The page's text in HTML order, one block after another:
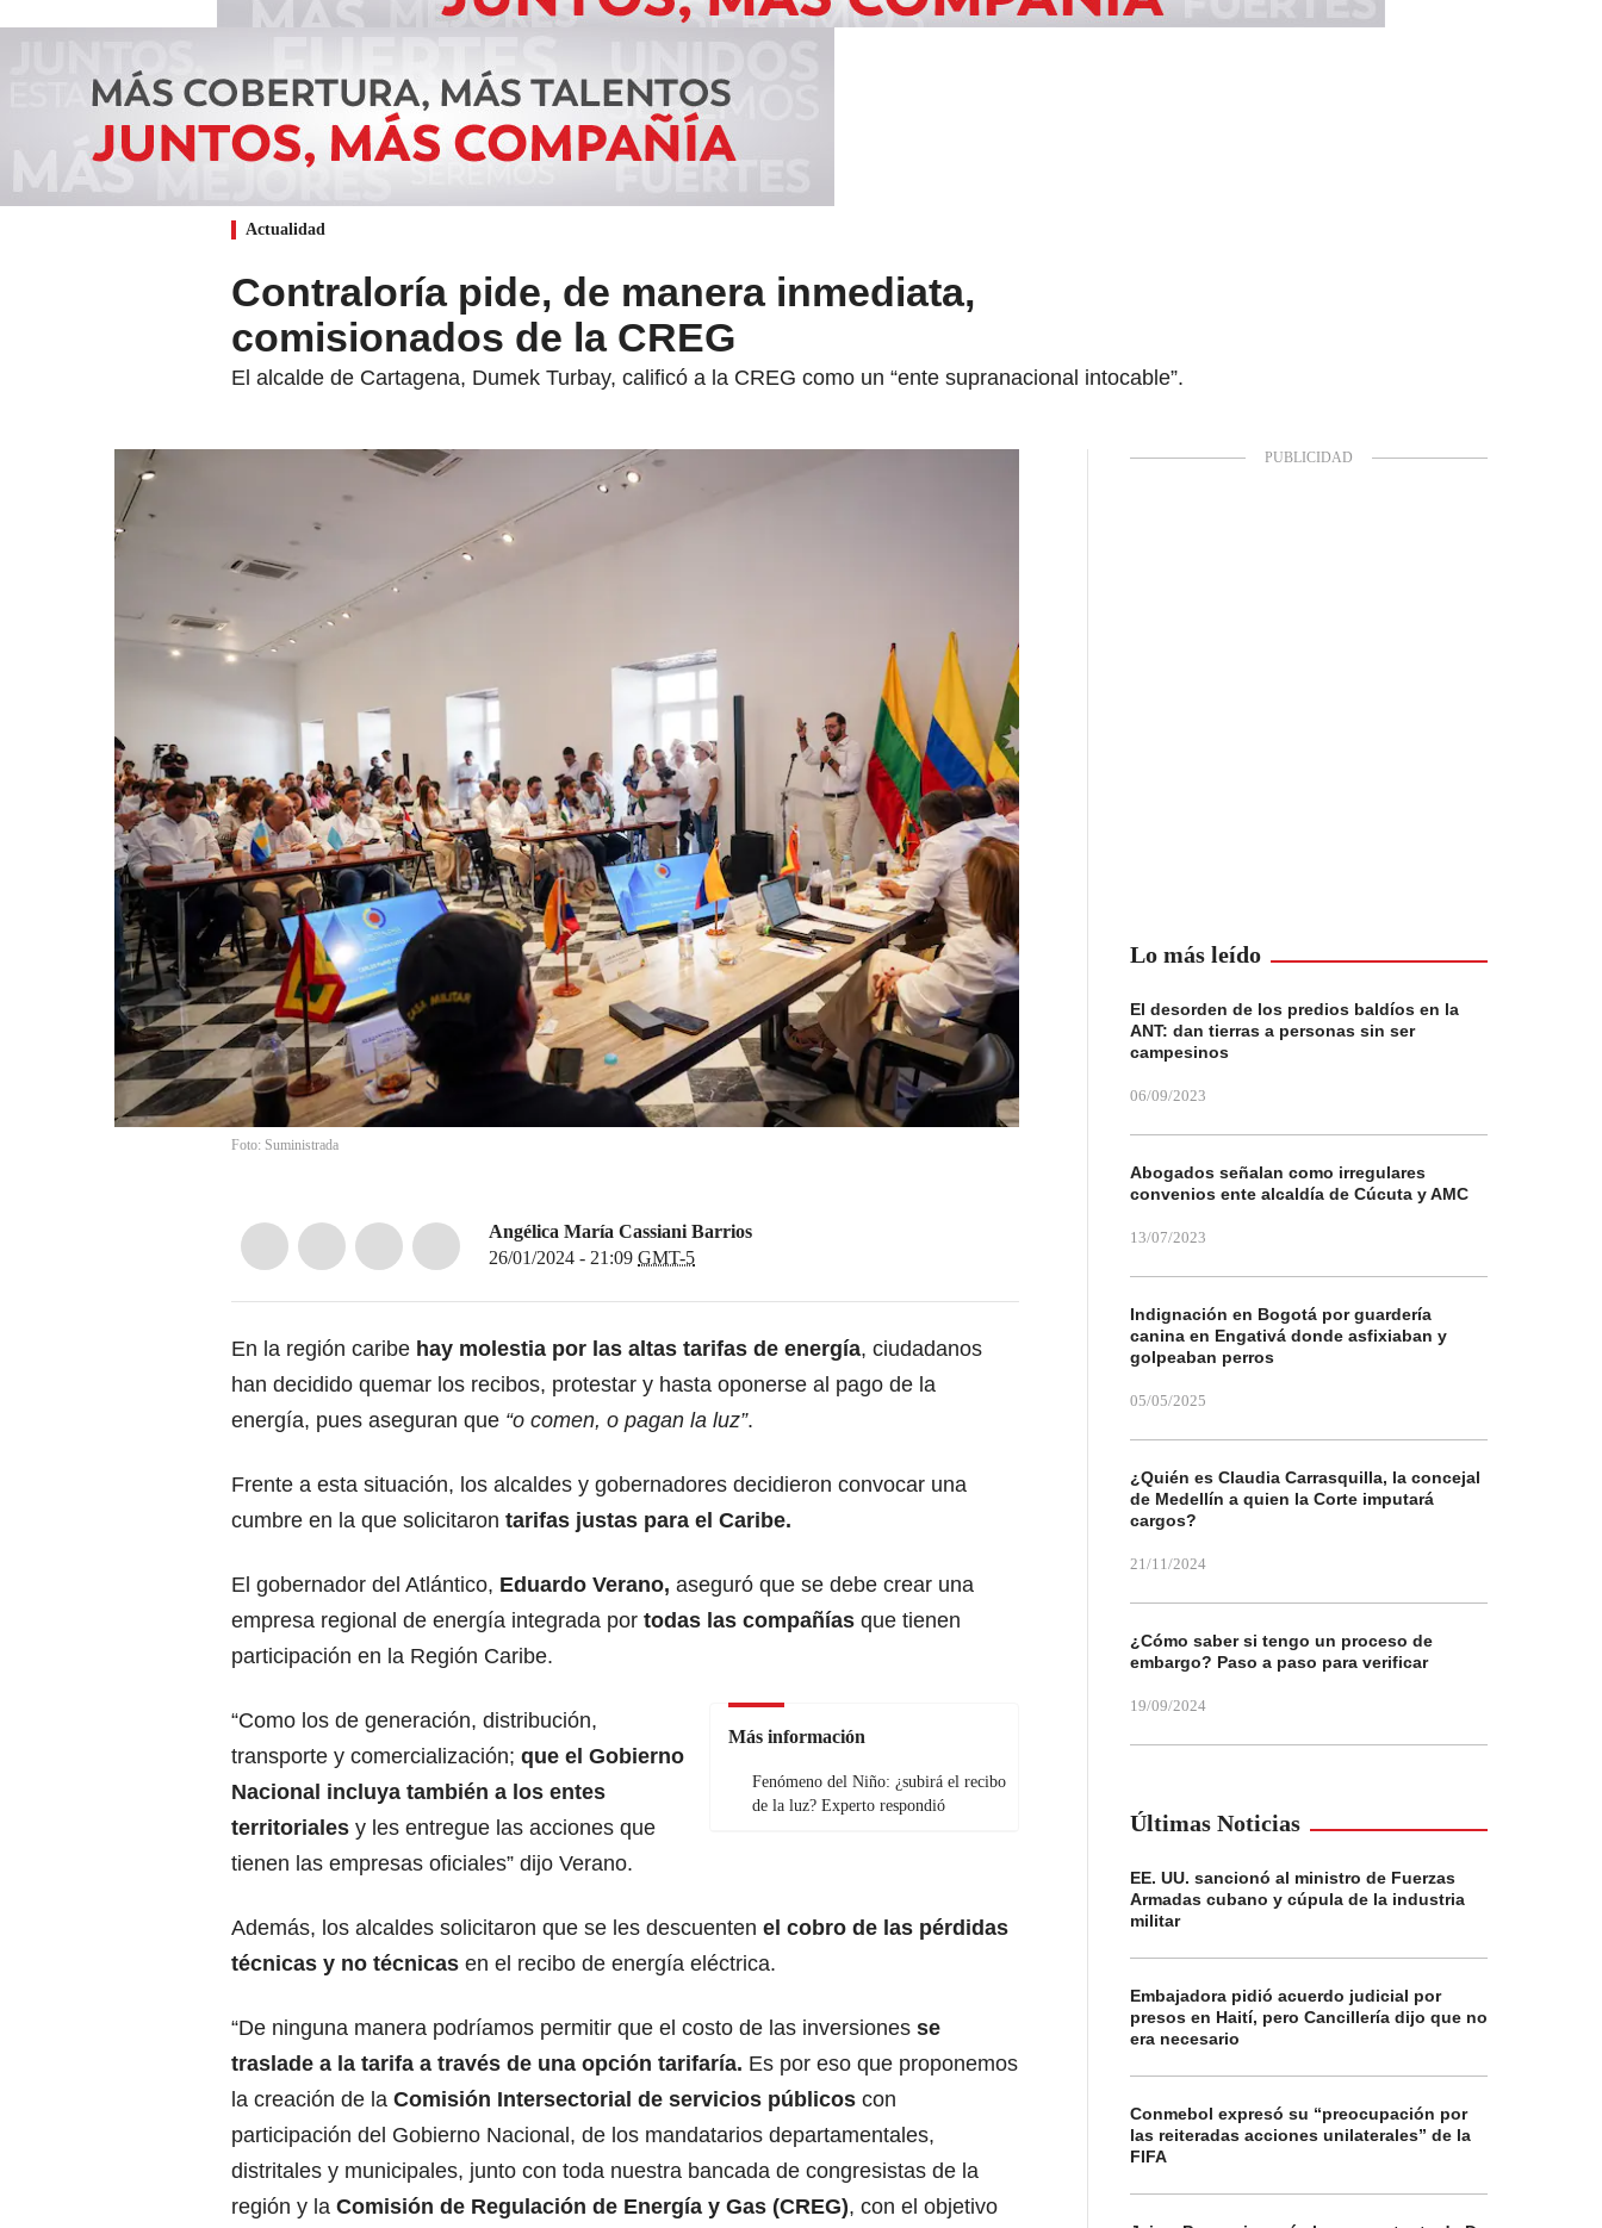
Actualidad
Contraloría pide, de manera inmediata,
comisionados de la CREG
El alcalde de Cartagena, Dumek Turbay, calificó a la CREG como un “ente supranacional intocable”.
Foto: Suministrada
Angélica María Cassiani Barrios
26/01/2024 - 21:09 GMT-5
En la región caribe hay molestia por las altas tarifas de energía, ciudadanos
han decidido quemar los recibos, protestar y hasta oponerse al pago de la
energía, pues aseguran que “o comen, o pagan la luz”.
Frente a esta situación, los alcaldes y gobernadores decidieron convocar una
cumbre en la que solicitaron tarifas justas para el Caribe.
El gobernador del Atlántico, Eduardo Verano, aseguró que se debe crear una
empresa regional de energía integrada por todas las compañías que tienen
participación en la Región Caribe.
Más información
Fenómeno del Niño: ¿subirá el recibo
de la luz? Experto respondió
“Como los de generación, distribución,
transporte y comercialización; que el Gobierno
Nacional incluya también a los entes
territoriales y les entregue las acciones que
tienen las empresas oficiales” dijo Verano.
Además, los alcaldes solicitaron que se les descuenten el cobro de las pérdidas
técnicas y no técnicas en el recibo de energía eléctrica.
“De ninguna manera podríamos permitir que el costo de las inversiones se
traslade a la tarifa a través de una opción tarifaría. Es por eso que proponemos
la creación de la Comisión Intersectorial de servicios públicos con
participación del Gobierno Nacional, de los mandatarios departamentales,
distritales y municipales, junto con toda nuestra bancada de congresistas de la
región y la Comisión de Regulación de Energía y Gas (CREG), con el objetivo
Lo más leído
El desorden de los predios baldíos en la
ANT: dan tierras a personas sin ser
campesinos
06/09/2023
Abogados señalan como irregulares
convenios ente alcaldía de Cúcuta y AMC
13/07/2023
Indignación en Bogotá por guardería
canina en Engativá donde asfixiaban y
golpeaban perros
05/05/2025
¿Quién es Claudia Carrasquilla, la concejal
de Medellín a quien la Corte imputará
cargos?
21/11/2024
¿Cómo saber si tengo un proceso de
embargo? Paso a paso para verificar
19/09/2024
Últimas Noticias
EE. UU. sancionó al ministro de Fuerzas
Armadas cubano y cúpula de la industria
militar
Embajadora pidió acuerdo judicial por
presos en Haití, pero Cancillería dijo que no
era necesario
Conmebol expresó su “preocupación por
las reiteradas acciones unilaterales” de la
FIFA